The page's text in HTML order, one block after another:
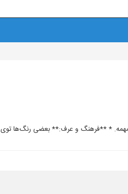
مهمه. * **فرهنگ و عرف:** بعضی رنگ‌ها توی